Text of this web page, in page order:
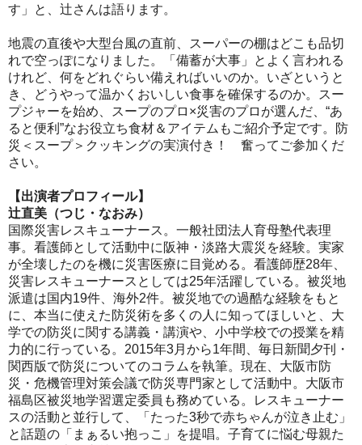
す」と、辻さんは語ります。
地震の直後や大型台風の直前、スーパーの棚はどこも品切
れで空っぽになりました。「備蓄が大事」とよく言われる
けれど、何をどれぐらい備えればいいのか。いざというと
き、どうやって温かくおいしい食事を確保するのか。スー
プジャーを始め、スープのプロ×災害のプロが選んだ、“あ
ると便利”なお役立ち食材＆アイテムもご紹介予定です。防
災＜スープ＞クッキングの実演付き！ 奮ってご参加くだ
さい。
【出演者プロフィール】
辻直美（つじ・なおみ）
国際災害レスキューナース。一般社団法人育母塾代表理
事。看護師として活動中に阪神・淡路大震災を経験。実家
が全壊したのを機に災害医療に目覚める。看護師歴28年、
災害レスキューナースとしては25年活躍している。被災地
派遣は国内19件、海外2件。被災地での過酷な経験をもと
に、本当に使えた防災術を多くの人に知ってほしいと、大
学での防災に関する講義・講演や、小中学校での授業を精
力的に行っている。2015年3月から1年間、毎日新聞夕刊・
関西版で防災についてのコラムを執筆。現在、大阪市防
災・危機管理対策会議で防災専門家として活動中。大阪市
福島区被災地学習選定委員も務めている。レスキューナー
スの活動と並行して、「たった3秒で赤ちゃんが泣き止む」
と話題の「まぁるい抱っこ」を提唱。子育てに悩む母親た